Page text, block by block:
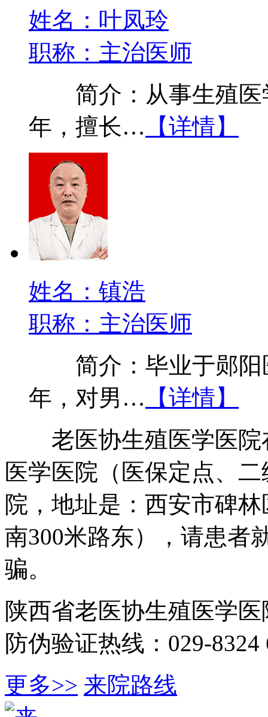
姓名：叶凤玲
职称：主治医师
简介：从事生殖医
年，擅长… 【详情】
姓名：镇浩
职称：主治医师
简介：毕业于郧阳
年，对男… 【详情】
老医协生殖医学医院
医学医院（医保定点、
院，地址是：西安市碑
南300米路东），请患者
骗。
陕西省老医协生殖医学医
防伪验证热线：029-8324
更多>> 来院路线